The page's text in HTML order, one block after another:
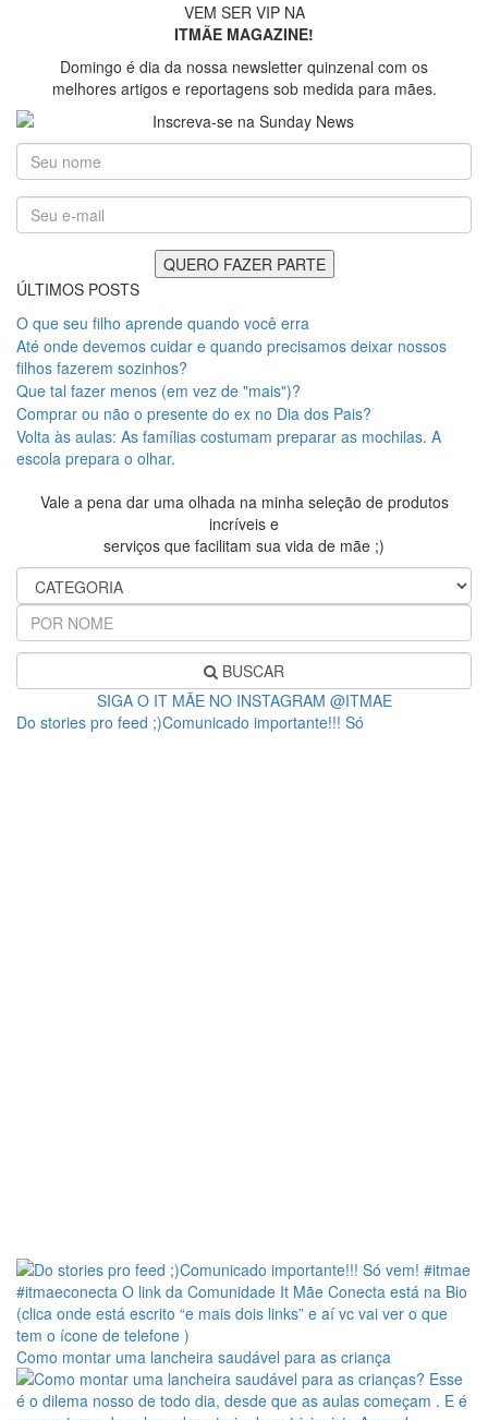
VEM SER VIP NA
ITMÃE MAGAZINE!
Domingo é dia da nossa newsletter quinzenal com os
melhores artigos e reportagens sob medida para mães.
ÚLTIMOS POSTS
O que seu filho aprende quando você erra
Até onde devemos cuidar e quando precisamos deixar nossos
filhos fazerem sozinhos?
Que tal fazer menos (em vez de "mais")?
Comprar ou não o presente do ex no Dia dos Pais?
Volta às aulas: As famílias costumam preparar as mochilas. A
escola prepara o olhar.
Vale a pena dar uma olhada na minha seleção de produtos
incríveis e
serviços que facilitam sua vida de mãe ;)
BUSCAR
SIGA O IT MÃE NO INSTAGRAM @ITMAE
Do stories pro feed ;)Comunicado importante!!! Só
Como montar uma lancheira saudável para as criança